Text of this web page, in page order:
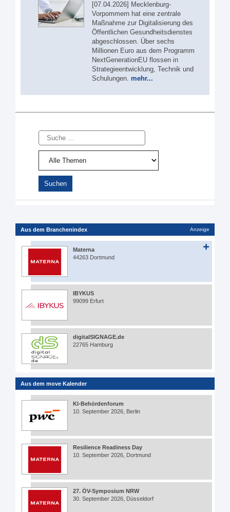
[07.04.2026] Mecklenburg-
Vorpommern hat eine zentrale
Maßnahme zur Digitalisierung des
Öffentlichen Gesundheitsdienstes
abgeschlossen. Über sechs
Millionen Euro aus dem Programm
NextGenerationEU flossen in
Strategieentwicklung, Technik und
Schulungen. mehr...
Suche
Aus dem Branchenindex Anzeige
Materna
44263 Dortmund
IBYKUS
99099 Erfurt
digitalSIGNAGE.de
22765 Hamburg
Aus dem move Kalender
KI-Behördenforum
10. September 2026, Berlin
Resilience Readiness Day
10. September 2026, Dortmund
27. ÖV-Symposium NRW
30. September 2026, Düsseldorf